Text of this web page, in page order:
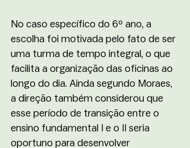
No caso específico do 6º ano, a
escolha foi motivada pelo fato de ser
uma turma de tempo integral, o que
facilita a organização das oficinas ao
longo do dia. Ainda segundo Moraes,
a direção também considerou que
esse período de transição entre o
ensino fundamental I e o II seria
oportuno para desenvolver